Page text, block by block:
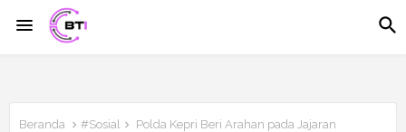
Beranda #Sosial
Polda Kepri Beri Arahan pada Jajaran